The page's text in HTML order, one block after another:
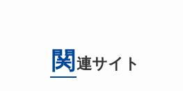
関 連サイト